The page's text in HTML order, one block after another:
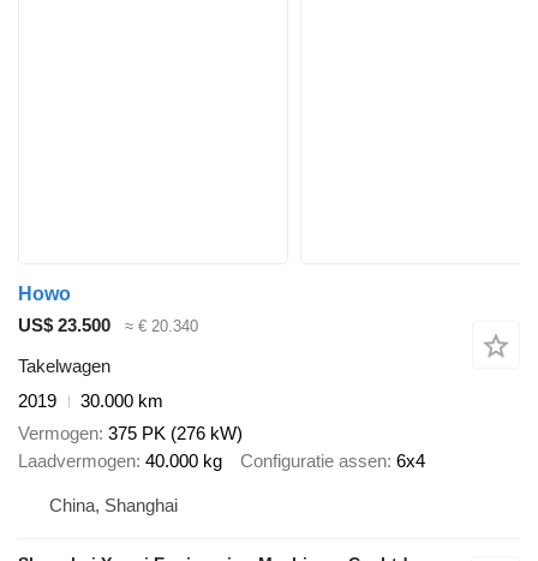
Howo
US$ 23.500
≈ € 20.340
Takelwagen
2019
30.000 km
Vermogen 375 PK (276 kW)
Laadvermogen 40.000 kg Configuratie assen 6x4
China, Shanghai